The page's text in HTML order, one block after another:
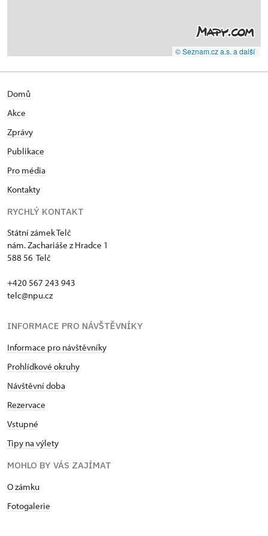
© Seznam.cz a.s. a další
Domů
Akce
Zprávy
Publikace
Pro média
Kontakty
RYCHLÝ KONTAKT
Státní zámek Telč
nám. Zachariáše z Hradce 1
588 56 Telč
+420 567 243 943
telc@npu.cz
INFORMACE PRO NÁVŠTĚVNÍKY
Informace pro návštěvníky
Prohlídkové okruhy
Návštěvní doba
Rezervace
Vstupné
Tipy na výlety
MOHLO BY VÁS ZAJÍMAT
O zámku
Fotogalerie